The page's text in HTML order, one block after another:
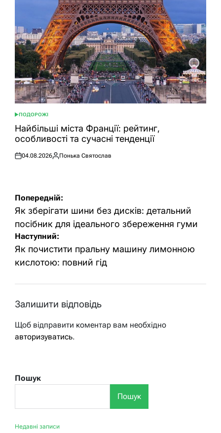
ОПУБЛІКУВАТИ
У
ПОДОРОЖІ
Найбільші міста Франції: рейтинг,
особливості та сучасні тенденції
Оприлюднено
04.08.2026
Опубліковано
Понька Святослав
Навігація
записів
Попередній:
Як зберігати шини без дисків: детальний
посібник для ідеального збереження гуми
Наступний:
Як почистити пральну машину лимонною
кислотою: повний гід
Залишити відповідь
Щоб відправити коментар вам необхідно
авторизуватись.
Пошук
Пошук
Недавні записи